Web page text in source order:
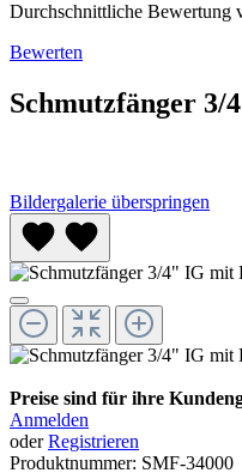
Durchschnittliche Bewertung
Bewerten
Schmutzfänger
Bildergalerie überspringen
Preise sind für ihre
Anmelden
oderRegistrieren
Produktnummer: SMF-34000